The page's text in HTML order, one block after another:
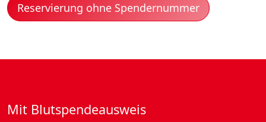
Reservierung ohne Spendernummer
Mit Blutspendeausweis